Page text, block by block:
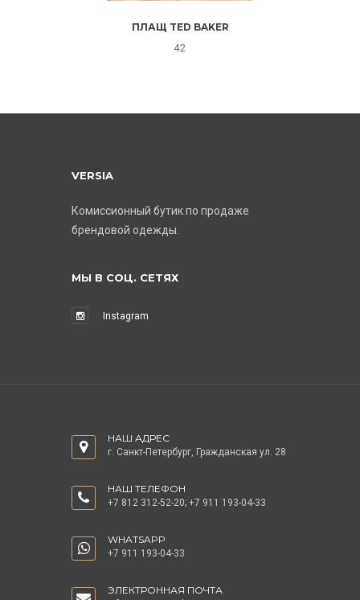
ПЛАЩ TED BAKER
42
VERSIA
Комиссионный бутик по продаже
брендовой одежды.
МЫ В СОЦ. СЕТЯХ
Instagram
НАШ АДРЕС
г. Санкт-Петербург, Гражданская ул. 28
НАШ ТЕЛЕФОН
+7 812 312-52-20; +7 911 193-04-33
WHATSAPP
+7 911 193-04-33
ЭЛЕКТРОННАЯ ПОЧТА